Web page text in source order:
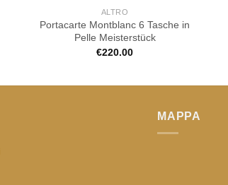
ALTRO
Portacarte Montblanc 6 Tasche in
Pelle Meisterstück
€220.00
MAPPA